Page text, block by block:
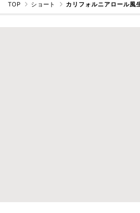
TOP ショート カリフォルニアロール風